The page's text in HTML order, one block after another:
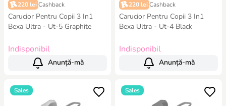
220 lei Cashback
Carucior Pentru Copii 3 In1
Bexa Ultra - Ut-5 Graphite
Indisponibil
Anunță-mă
220 lei Cashback
Carucior Pentru Copii 3 In1
Bexa Ultra - Ut-4 Black
Indisponibil
Anunță-mă
Sales Sales